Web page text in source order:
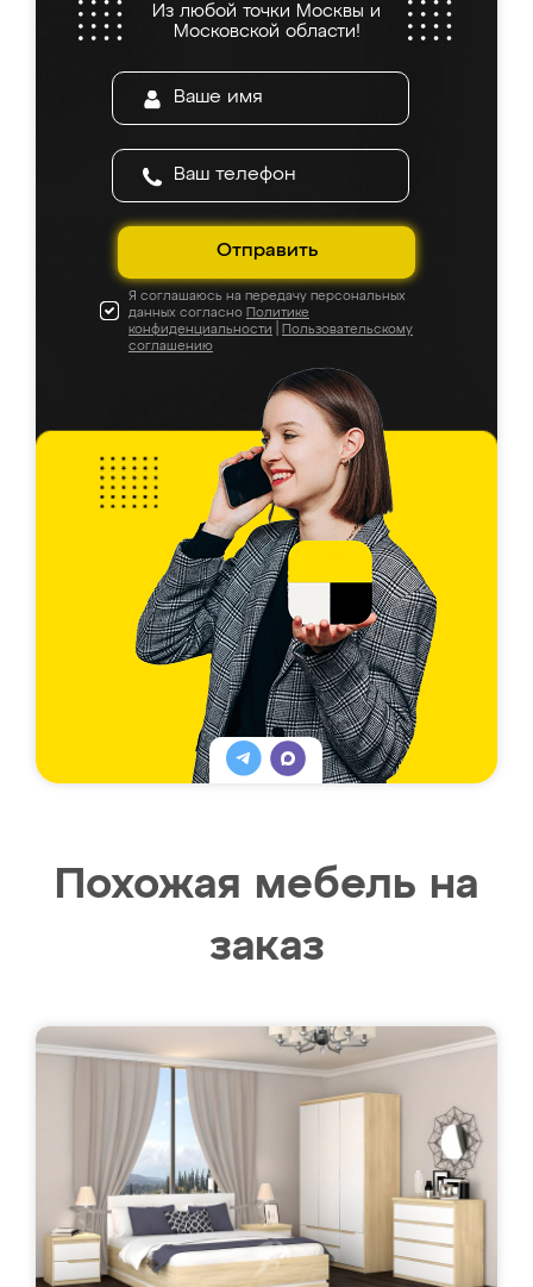
Из любой точки Москвы и
Московской области!
Отправить
Я соглашаюсь на передачу персональных
данных согласно Политике
конфиденциальности
Пользовательскому
соглашению
Похожая мебель на
заказ